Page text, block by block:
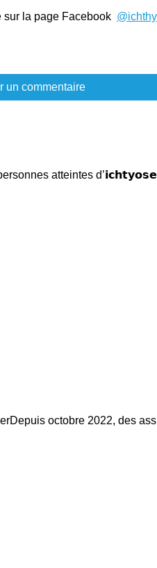
sur la page Facebook
un commentaire
atteintes
octobre 2022, des